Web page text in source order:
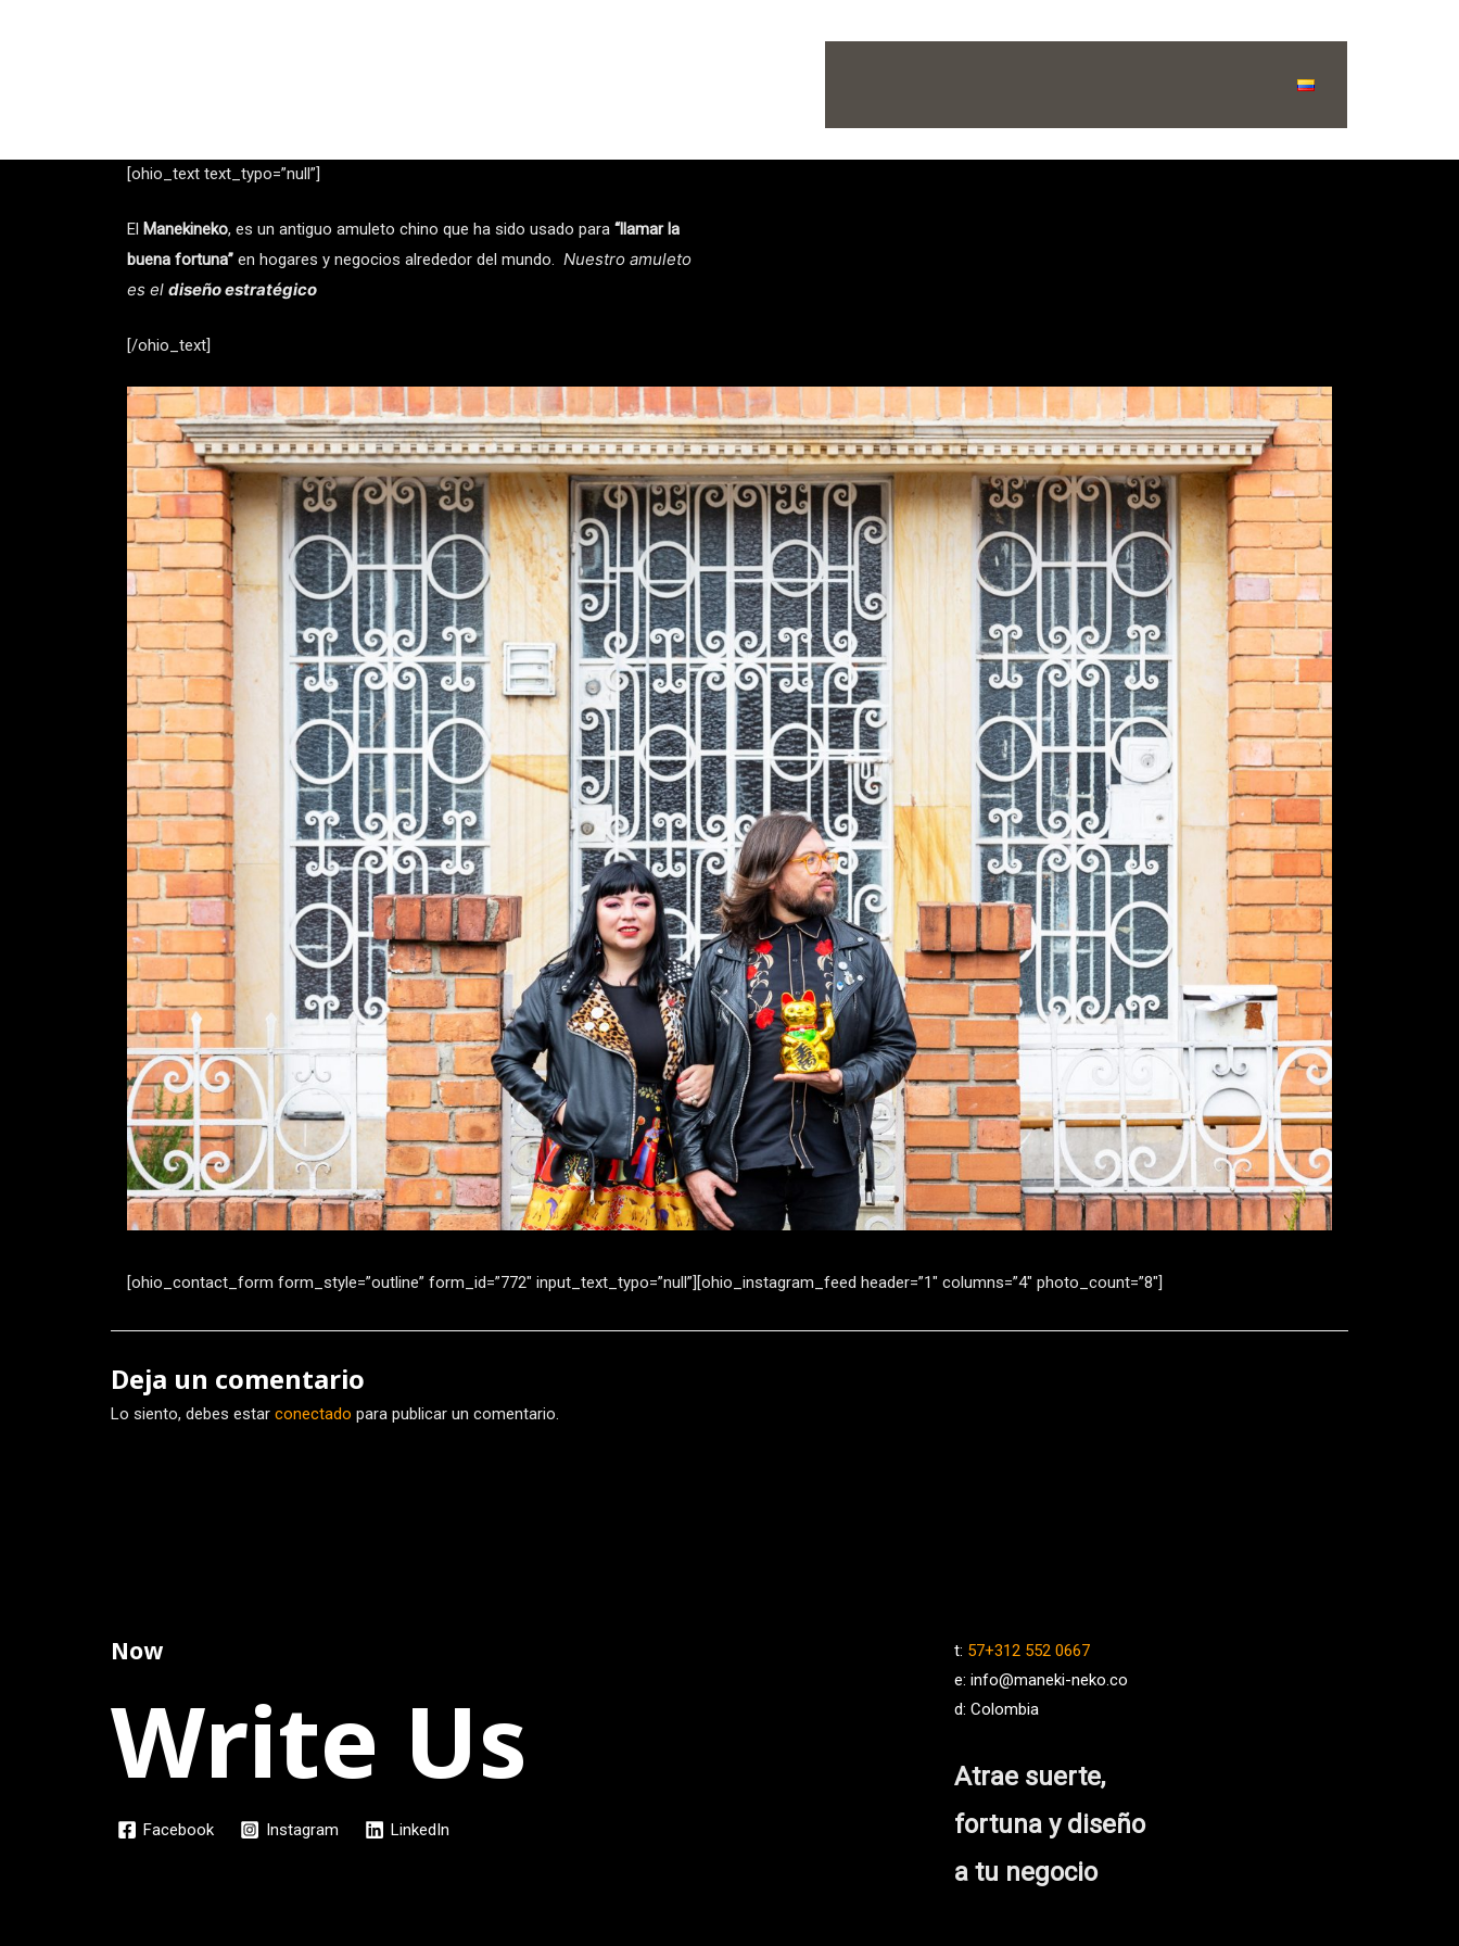
[ohio_text text_typo=”null”]
El Manekineko, es un antiguo amuleto chino que ha sido usado para “llamar la
buena fortuna” en hogares y negocios alrededor del mundo. Nuestro amuleto
es el diseño estratégico
[/ohio_text]
[ohio_contact_form form_style=”outline” form_id=”772″ input_text_typo=”null”][ohio_instagram_feed header=”1″ columns=”4″ photo_count=”8″]
Deja un comentario
Lo siento, debes estar conectado para publicar un comentario.
Now
Write Us
Facebook Instagram LinkedIn
t: 57+312 552 0667
e: info@maneki-neko.co
d: Colombia
Atrae suerte,
fortuna y diseño
a tu negocio